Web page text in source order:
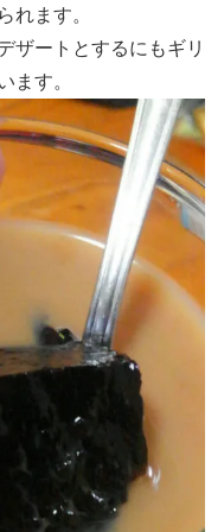
れます。
ザートとするにもギリ
ます。